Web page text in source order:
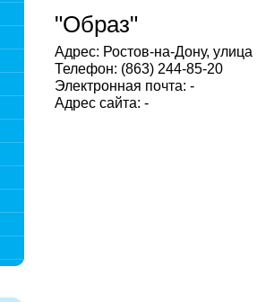
"Образ"
Адрес: Ростов-на-Дону,
Телефон: (863) 244-85-20
Электронная почта: -
Адрес сайта: -